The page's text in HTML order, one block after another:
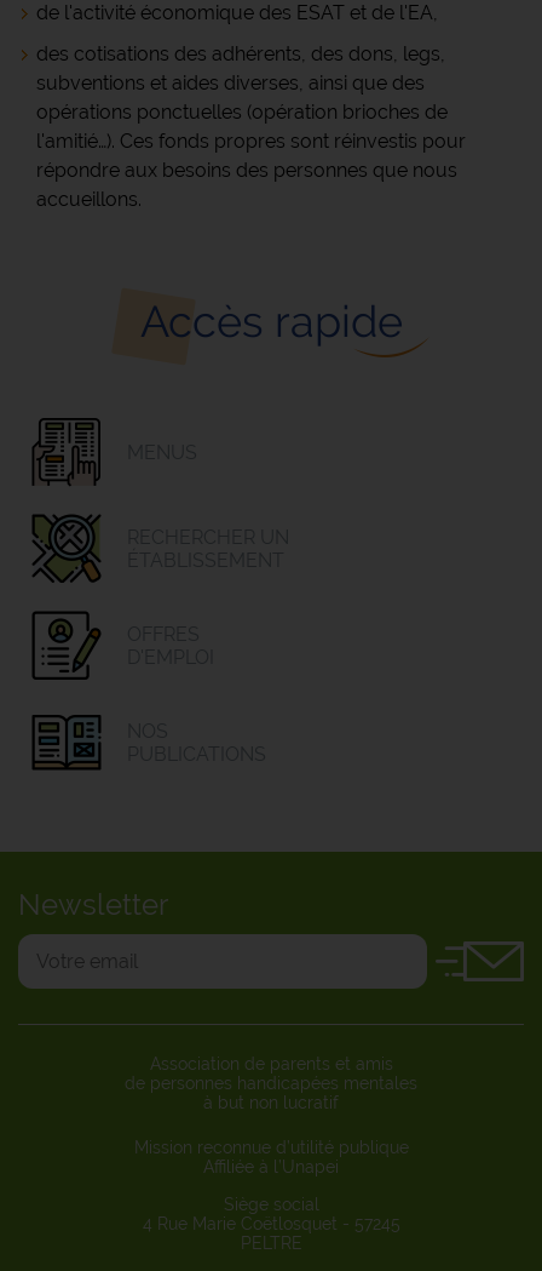
de l'activité économique des ESAT et de l'EA,
des cotisations des adhérents, des dons, legs,
subventions et aides diverses, ainsi que des
opérations ponctuelles (opération brioches de
l'amitié…). Ces fonds propres sont réinvestis pour
répondre aux besoins des personnes que nous
accueillons.
Accès rapide
Newsletter
Association de parents et amis
de personnes handicapées mentales
à but non lucratif
Mission reconnue d’utilité publique
Affiliée à l’Unapei
Siège social
4 Rue Marie Coëtlosquet - 57245
PELTRE